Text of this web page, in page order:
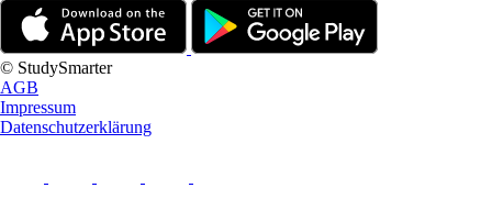
© StudySmarter
AGB
Impressum
Datenschutzerklärung